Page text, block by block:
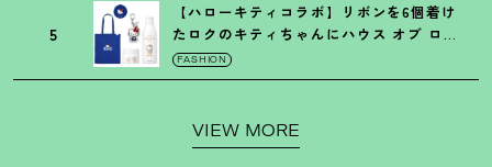
5
【ハローキティコラボ】リボンを6個着け
たロクのキティちゃんにハウス オブ ロー
ゼの限定パケも
FASHION
VIEW MORE